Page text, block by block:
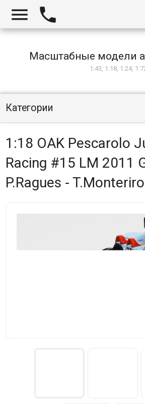
 
Масштабные модели
1:43, 1:18, 1:24,
Категории
1:18 OAK Pescarolo
Racing #15 LM 2011
P.Ragues - T.Monteriro